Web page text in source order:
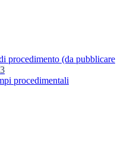
procedimento (da pubblicare
3
procedimentali